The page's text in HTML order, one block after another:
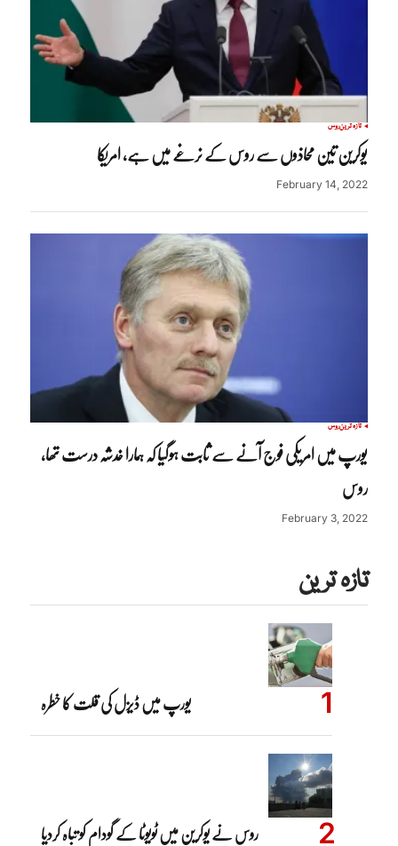
تازہ ترینروس
یوکرین تین محاذوں سے روس کے نرغے میں ہے، امریکا
February 14, 2022
تازہ ترینروس
یورپ میں امریکی فوج آنے سے ثابت ہوگیا کہ ہمارا خدشہ درست تھا،
روس
February 3, 2022
تازہ ترین
یورپ میں ڈیزل کی قلت کا خطرہ
روس نے یوکرین میں ٹویوٹا کے گودام کو تباہ کردیا